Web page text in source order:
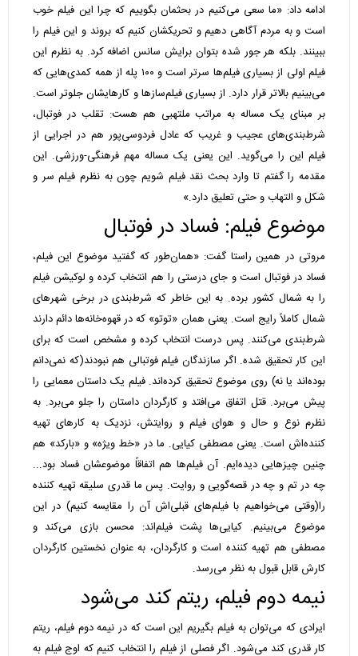
ادامه داد: «ما سعی می‌کنیم در بحثمان بگوییم که چرا این فیلم خوب
است و به مردم آگاهی دهیم و تحریکشان کنیم که بروند و این فیلم را
ببینند. بلکه هر جور شده بتوان برایش سانس اضافه کرد. به نظرم این
فیلم اولی از بسیاری فیلم‌ها سرتر است و ۱۰۰ پله از همه کمدی‌هایی که
می‌بینیم بالاتر قرار دارد. از بسیاری فیلم‌سازها و کارهایشان جلوتر است.
بر مبنای یک مساله به مراتب ملتهبی هم هست: تقلب در فوتبال،
شرط‌بندی‌های عجیب و غریب که عادل فردوسی‌پور هم در اجرایی از
فیلم این را می‌گوید. این یعنی یک مساله مهم فرهنگی-ورزشی. این
مقدمه را گفتم تا وارد بحث نقد فیلم شویم چون به نظرم فیلم سر و
شکل و التهاب و حتی تعلیق دارد.»
موضوع فیلم: فساد در فوتبال
مروتی در همین راستا گفت: «همان‌طور که گفتید موضوع این فیلم،
فساد در فوتبال است و جای درستی را هم انتخاب کرده و لوکیشن فیلم
را به شمال کشور برده. به این خاطر که شرط‌بندی در برخی شهرهای
شمال کاملاً رایج است. یعنی همان «توتو» که در قهوه‌خانه‌ها دائم دارند
شرط‌بندی می‌کنند. پس درست انتخاب کرده و مشخص است که برای
این کار تحقیق شده. اگر سازندگان فیلم فوتبالی هم نبودند(که نمی‌دانم
بوده‌اند یا نه) روی موضوع تحقیق کرده‌اند. فیلم یک داستان معمایی را
پیش می‌برد. قتل اتفاق می‌افتد و کارگردان داستان را جلو می‌برد. به
نظرم نوع و حال و هوای فیلم و روایتش، نزدیک به کارهای تهیه
کننده‌اش است. یعنی مصطفی کیایی. ما در «خط ویژه» و «بارکد» هم
چنین چیزهایی دیده‌ایم. آن فیلم‌ها هم اتفاقاً ‌موضوعشان فساد بود...
چه در تم و چه در قصه‌گویی و روایت. پس ما قدری سلیقه تهیه کننده
را(وقتی می‌خواهیم با فیلم‌های قبلی‌اش آن را مقایسه کنیم) در این
موضوع می‌بینیم. کیایی‌ها پشت فیلم‌اند: محسن بازی می‌کند و
مصطفی هم تهیه کننده است و کارگردان، به عنوان نخستین کارگردان
کارش قابل قبول به نظر می‌رسد.
نیمه دوم فیلم، ریتم کند می‌شود
ایرادی که می‌توان به فیلم بگیریم این است که در نیمه دوم فیلم، ریتم
کار قدری کند می‌شود. اگر فصلی از فیلم را انتخاب کنیم که اوج فیلم به